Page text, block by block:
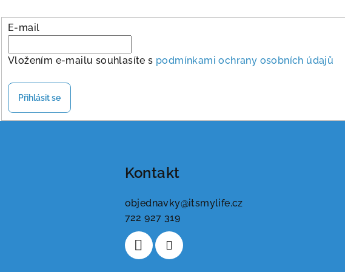
E-mail
Vložením e-mailu souhlasíte s podmínkami ochrany osobních údajů
Přihlásit se
Kontakt
objednavky@itsmylife.cz
722 927 319